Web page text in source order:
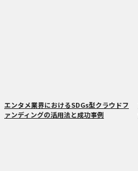
エンタメ業界におけるSDGs型クラウドフ
ァンディングの活用法と成功事例